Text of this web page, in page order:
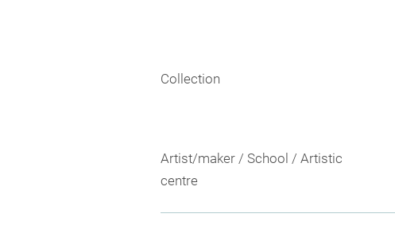
Collection
Artist/maker / School / Artistic
centre